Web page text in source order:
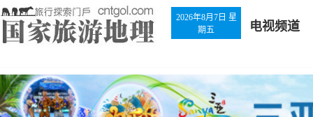
2026年8月7日 星
期五
电视频道